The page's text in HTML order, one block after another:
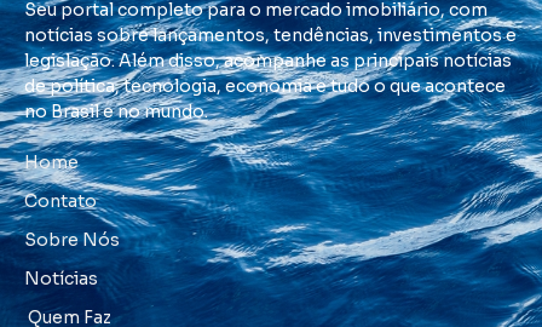
Seu portal completo para o mercado imobiliário, com
notícias sobre lançamentos, tendências, investimentos e
legislação. Além disso, acompanhe as principais notícias
de política, tecnologia, economia e tudo o que acontece
no Brasil e no mundo.
Home
Contato
Sobre Nós
Notícias
Quem Faz